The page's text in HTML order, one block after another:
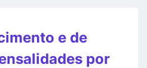
e de
por